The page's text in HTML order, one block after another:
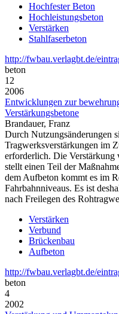
Hochfester Beton
Hochleistungsbeton
Verstärken
Stahlfaserbeton
http://fwbau.verlagbt.de/
beton
12
2006
Entwicklungen zur
Verstärkungsbetone
Brandauer, Franz
Durch Nutzungsänderungen
Tragwerksverstärkungen im
erforderlich. Die
stellt einen Teil der
dem Aufbeton kommt es im
Fahrbahnniveaus. Es ist
nach Freilegen des
Verstärken
Verbund
Brückenbau
Aufbeton
http://fwbau.verlagbt.de/
beton
4
2002